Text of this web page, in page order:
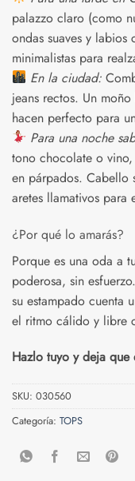
palazzo claro (como
ondas suaves y
minimalistas para
En la ciudad:
jeans rectos. Un
hacen perfecto para
Para una noche
tono chocolate o
en párpados. Cabello
aretes llamativos para
¿Por qué lo amarás?
Porque es una oda a
poderosa, sin
su estampado cuenta
el ritmo cálido y libre
Hazlo tuyo y deja
SKU: 030560
Categoría: TOPS